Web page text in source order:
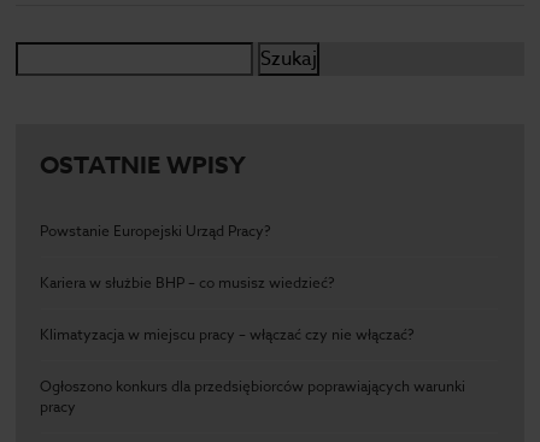
OSTATNIE WPISY
Powstanie Europejski Urząd Pracy?
Kariera w służbie BHP – co musisz wiedzieć?
Klimatyzacja w miejscu pracy – włączać czy nie włączać?
Ogłoszono konkurs dla przedsiębiorców poprawiających warunki
pracy